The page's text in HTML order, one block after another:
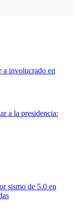
a involucrado en
a la presidencia: